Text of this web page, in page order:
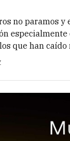
no paramos y
que han caído